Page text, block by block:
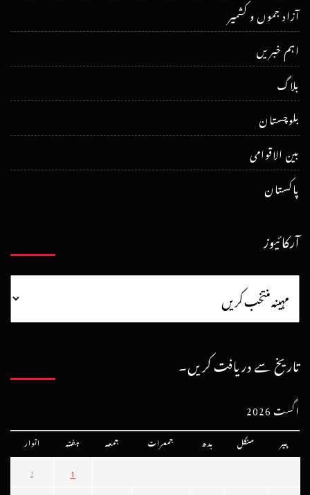
آزاد جموں و کشمیر
اہم خبریں
بلاگ
بلوچستان
بین الاقوامی
پاکستان
آرکائیوز
تاریخ سے دریافت کریں۔
اگست 2026
پیر منگل بدھ جمعرات جمعہ ہفتہ اتوار
1
2